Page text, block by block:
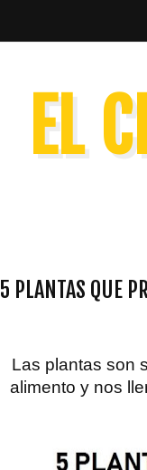
EL
5 PLANTAS QUE
Las plantas son
alimento y nos